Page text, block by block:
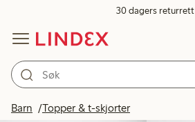
30 dagers returrett
Barn Topper & t-skjorter